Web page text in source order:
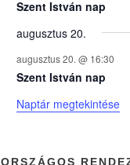
y
e
k
n
Szent István nap
augusztus 20.
augusztus 20. @ 16:30
Szent István nap
Naptár megtekintése
ORSZÁGOS